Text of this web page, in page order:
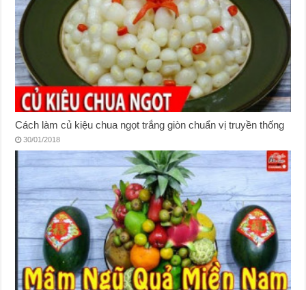
Cách làm củ kiệu chua ngọt trắng giòn chuẩn vị truyền thống
30/01/2018